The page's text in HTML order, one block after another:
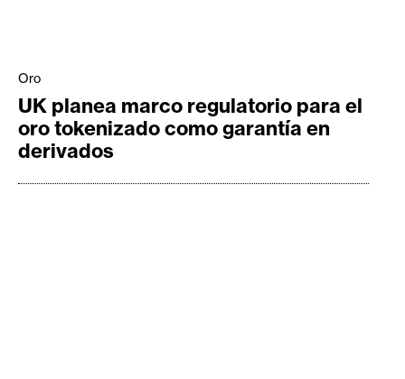
Oro
UK planea marco regulatorio para el
oro tokenizado como garantía en
derivados